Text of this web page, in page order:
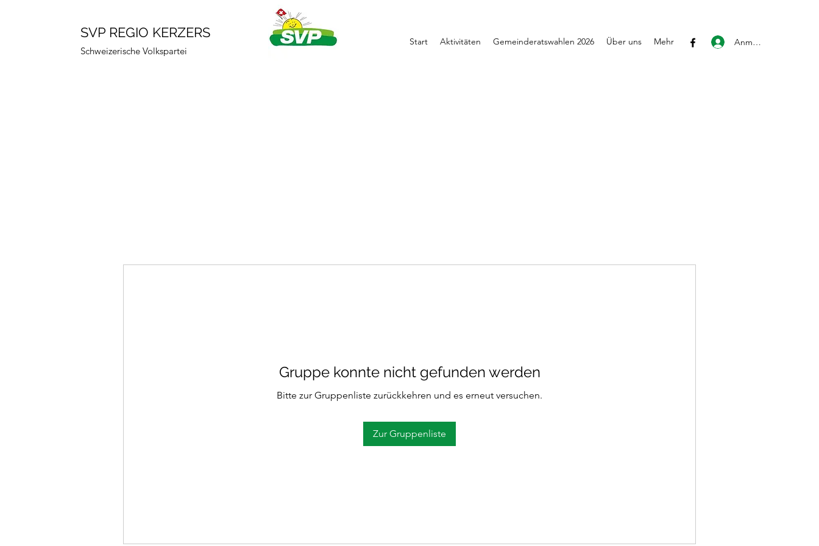
SVP REGIO KERZERS
Schweizerische Volkspartei
Start Aktivitäten Gemeinderatswahlen 2026 Über uns Mehr Anmelden
Gruppe konnte nicht gefunden werden
Bitte zur Gruppenliste zurückkehren und es erneut versuchen.
Zur Gruppenliste